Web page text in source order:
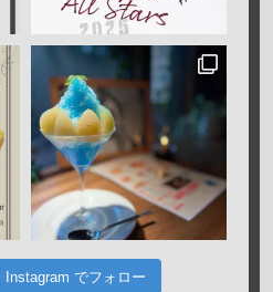
Instagram でフォロー